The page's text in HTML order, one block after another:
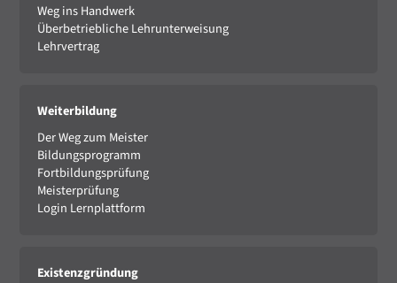
Weg ins Handwerk
Überbetriebliche Lehrunterweisung
Lehrvertrag
Weiterbildung
Der Weg zum Meister
Bildungsprogramm
Fortbildungsprüfung
Meisterprüfung
Login Lernplattform
Existenzgründung